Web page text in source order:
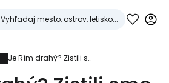
Je Rím drahý? Zistili sme, koľko stojí trojdňový pobyt v meste
sa do